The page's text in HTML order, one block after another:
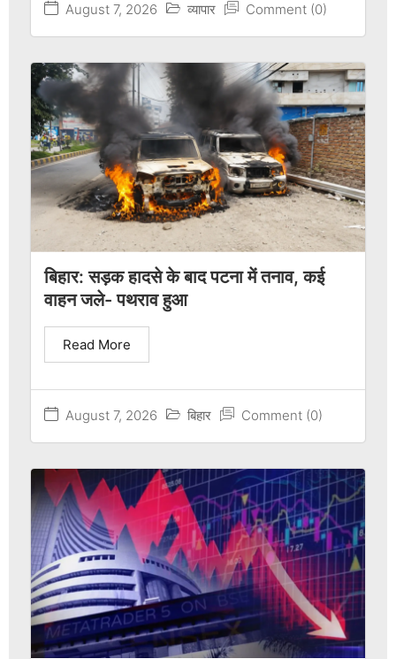
August 7, 2026 व्यापार Comment (0)
बिहार: सड़क हादसे के बाद पटना में तनाव, कई
वाहन जले- पथराव हुआ
August 7, 2026 बिहार Comment (0)
Read More